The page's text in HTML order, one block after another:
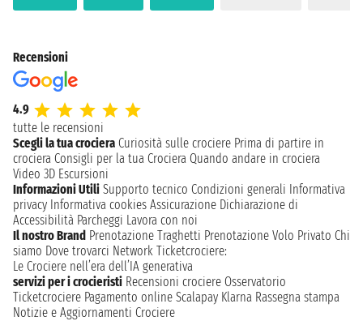
Recensioni
4.9
tutte le recensioni
Scegli la tua crociera Curiosità sulle crociere Prima di partire in
crociera Consigli per la tua Crociera Quando andare in crociera
Video 3D Escursioni
Informazioni Utili Supporto tecnico Condizioni generali Informativa
privacy Informativa cookies Assicurazione Dichiarazione di
Accessibilità Parcheggi Lavora con noi
Il nostro Brand Prenotazione Traghetti Prenotazione Volo Privato Chi
siamo Dove trovarci Network Ticketcrociere:
Le Crociere nell’era dell’IA generativa
servizi per i crocieristi Recensioni crociere Osservatorio
Ticketcrociere Pagamento online Scalapay Klarna Rassegna stampa
Notizie e Aggiornamenti Crociere